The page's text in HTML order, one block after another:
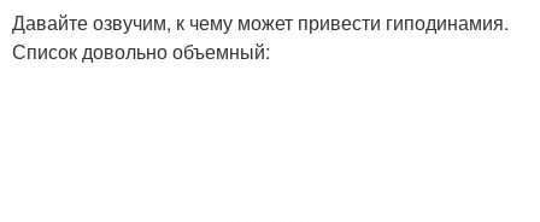
Давайте озвучим, к чему может привести гиподинамия.
Список довольно объемный: